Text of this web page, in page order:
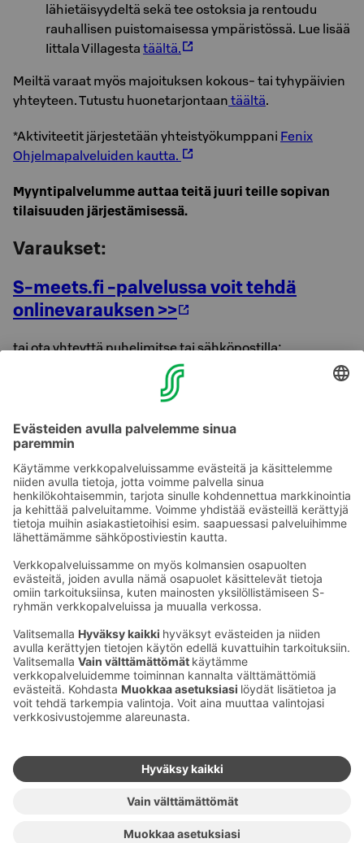
lähietäisyydeltä sekä tee ostoksia ja rentoudu
rauhallisen puistomaisessa ympäristössä. Lue lisää
Iittala Villagesta täältä.
Meiltä varaat myös majoituksen kokous- tai tyhypäivien
yhteyteen. Tutustu huonetarjontaan täältä.
*Aktiviteetit järjestetään yhteistyökumppani Fenix
Ohjelmapalveluiden kautta.
Myyntipalvelumme auttaa teitä juuri teille sopivan
tilaisuuden järjestämisessä.
Varaukset:
S-meets.fi -palvelussa voit tehdä
onlinevarauksen >>
tai ota yhteyttä puhelimitse tai sähköpostilla:
Hämeenmaan Myyntipalvelu
puh. 020 1234 654 ( Puhelun hinta >>
Kuva: Visit Häme
Ota yhteyttä
Hotellien yhteystiedot
Asiakaspalvelun yhteystiedot›
Palaute
Anna palautetta
Sokos Hotels uutiskirje
Tilaa uutiskirje
Saat Sokos Hotellien uusimmat
edut ja uutiset sähköpostiisi
kuukausittain.
Palkinnot ja sertifikaatit
Sokos Hotels somessa
Sokos Hotels
Facebookissa
Sokos Hotels
Sokos
Hotels
Sokos
Hotels